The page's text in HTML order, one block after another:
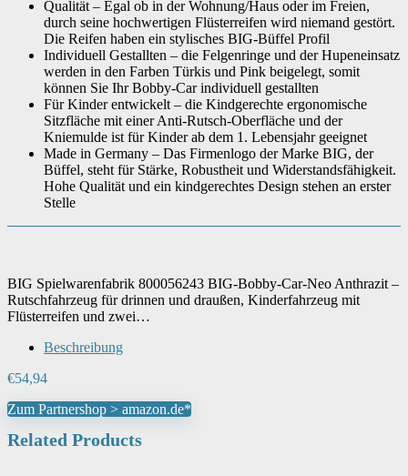
Farbe ‎Anthrazit
Artikelgewicht ‎4.22 kg
Qualität – Egal ob in der Wohnung/Haus oder im Freien,
durch seine hochwertigen Flüsterreifen wird niemand gestört.
Die Reifen haben ein stylisches BIG-Büffel Profil
Individuell Gestallten – die Felgenringe und der Hupeneinsatz
werden in den Farben Türkis und Pink beigelegt, somit
können Sie Ihr Bobby-Car individuell gestallten
Für Kinder entwickelt – die Kindgerechte ergonomische
Sitzfläche mit einer Anti-Rutsch-Oberfläche und der
Kniemulde ist für Kinder ab dem 1. Lebensjahr geeignet
Made in Germany – Das Firmenlogo der Marke BIG, der
Büffel, steht für Stärke, Robustheit und Widerstandsfähigkeit.
Hohe Qualität und ein kindgerechtes Design stehen an erster
Stelle
BIG Spielwarenfabrik 800056243 BIG-Bobby-Car-Neo Anthrazit –
Rutschfahrzeug für drinnen und draußen, Kinderfahrzeug mit
Flüsterreifen und zwei…
Beschreibung
€54,94
Zum Partnershop > amazon.de*
Related Products